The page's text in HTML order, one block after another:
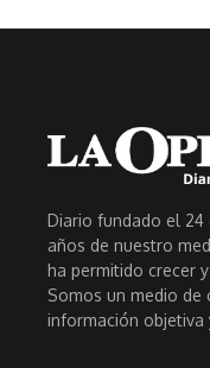
Diario fundado el 24
años de nuestro
ha permitido crecer
Somos un medio de
información objetiva